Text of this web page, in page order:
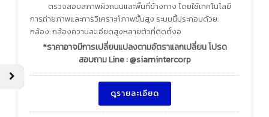
ตรวจสอบสภาพผิวถนนและพื้นที่ข้างทาง โดยใช้เทคโนโลยี
การถ่ายภาพและการวิเคราะห์ภาพขั้นสูง ระบบนี้ประกอบด้วย:
กล้อง: กล้องความละเอียดสูงหลายตัวที่ติดตั้งอ
*ราคาอาจมีการเปลี่ยนแปลงตามอัตราแลกเปลี่ยน โปรด
สอบถาม Line : @siamintercorp
ดูรายละเอียด